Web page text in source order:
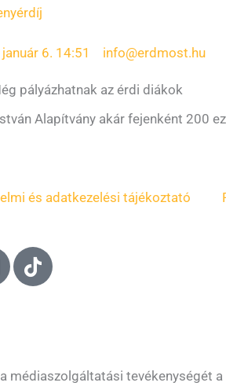
díj
6. 14:51 info@erdmost.hu
pályázhatnak az érdi diákok
Alapítvány akár fejenként 200
és adatkezelési tájékoztató
T
i
médiaszolgáltatási tevékenységét